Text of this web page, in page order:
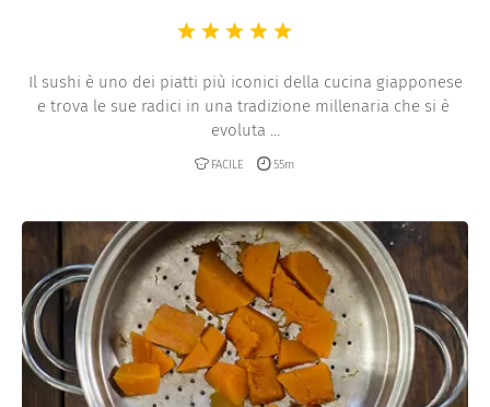
Il sushi è uno dei piatti più iconici della cucina giapponese
e trova le sue radici in una tradizione millenaria che si è
evoluta ...
FACILE 55m